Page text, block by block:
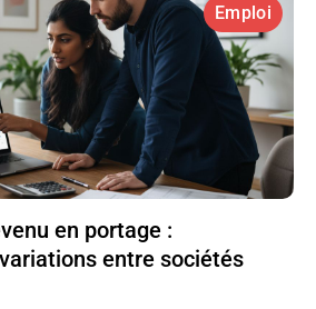
Emploi
en portage :
entre sociétés